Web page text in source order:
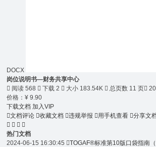
DOCX
岗位说明书—财务共享中心
 阅读 568  下载 2  大小 183.54K  总页数 11 页
价格：¥9.90
下载文档加入VIP
文档评论 收藏文档 违规举报 用手机查看 分享文
   
热门文档
2024-06-15 16:30:45 TOGAF®标准第10版口袋指南